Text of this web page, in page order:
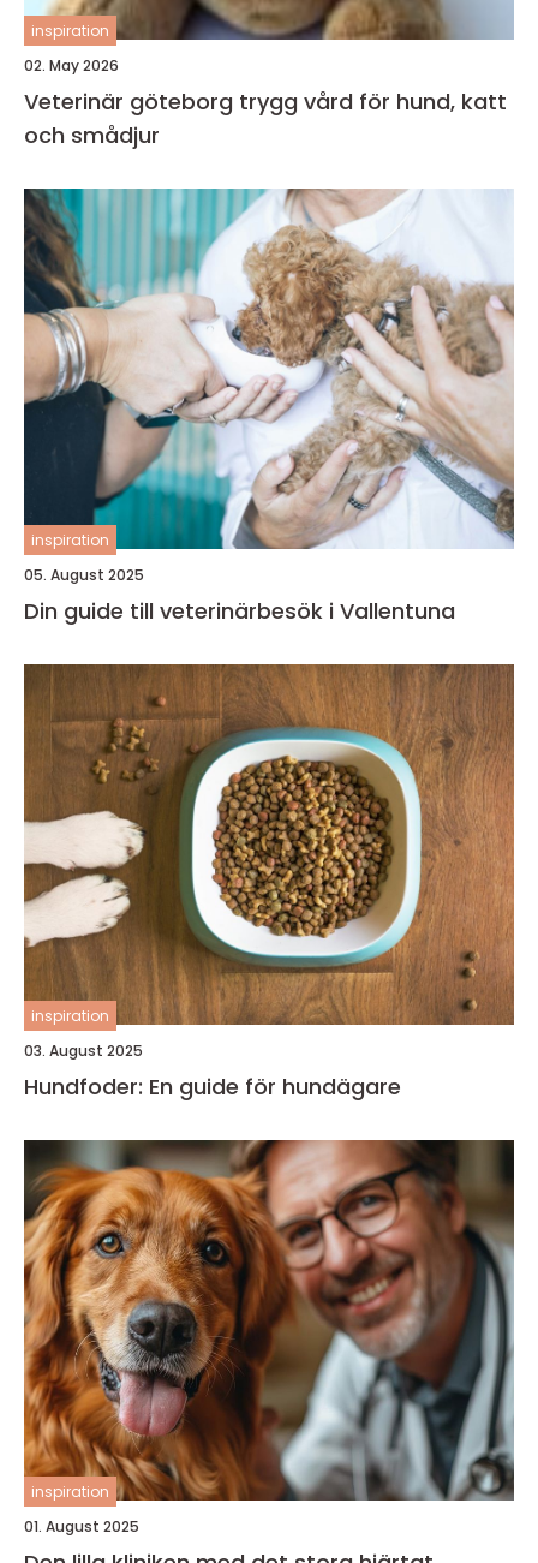
inspiration
02. May 2026
Veterinär göteborg trygg vård för hund, katt
och smådjur
inspiration
05. August 2025
Din guide till veterinärbesök i Vallentuna
inspiration
03. August 2025
Hundfoder: En guide för hundägare
inspiration
01. August 2025